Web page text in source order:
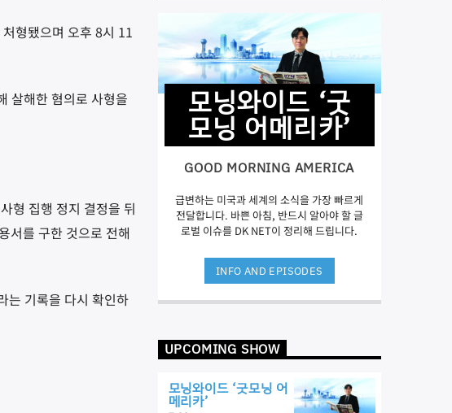
형됐으며 오후 8시 11
살해한 혐의로 사형을
형 집행 정지 결정을 뒤
서를 구한 것으로 전해
는 기록을 다시 확인하
모닝와이드 ‘굿
모닝 어메리카’
GOOD MORNING AMERICA
급변하는 미국과 세계의 소식을 가장 빠르게
전달합니다. 바쁜 아침, 반드시 알아야 할 글
로벌 이슈를 DK NET이 정리해 드립니다.
INFO AND EPISODES
UPCOMING SHOW
모닝와이드 ‘굿모닝 어
메리카’